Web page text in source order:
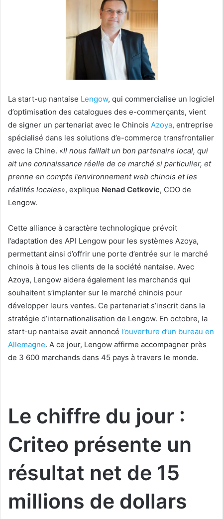
La start-up nantaise Lengow, qui commercialise un logiciel
d’optimisation des catalogues des e-commerçants, vient
de signer un partenariat avec le Chinois Azoya, entreprise
spécialisé dans les solutions d’e-commerce transfrontalier
avec la Chine. «Il nous faillait un bon partenaire local, qui
ait une connaissance réelle de ce marché si particulier, et
prenne en compte l’environnement web chinois et les
réalités locales», explique Nenad Cetkovic, COO de
Lengow.
Cette alliance à caractère technologique prévoit
l’adaptation des API Lengow pour les systèmes Azoya,
permettant ainsi d’offrir une porte d’entrée sur le marché
chinois à tous les clients de la société nantaise. Avec
Azoya, Lengow aidera également les marchands qui
souhaitent s’implanter sur le marché chinois pour
développer leurs ventes. Ce partenariat s’inscrit dans la
stratégie d’internationalisation de Lengow. En octobre, la
start-up nantaise avait annoncé l’ouverture d’un bureau en
Allemagne. A ce jour, Lengow affirme accompagner près
de 3 600 marchands dans 45 pays à travers le monde.
Le chiffre du jour :
Criteo présente un
résultat net de 15
millions de dollars